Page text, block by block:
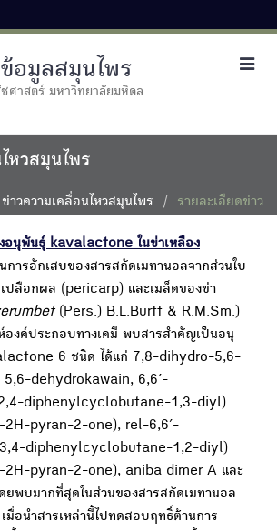
อมูลสมุนไพร
ศาสตร์ มหาวิทยาลัยมหิดล
หวสมุนไพร
ข่าวความเคลื่อนไหวสมุนไพร รายละเอียดข่าว
อนุพันธุ์ kavalactone ในข่าเหลือง
ารอักเสบของสารสกัดเมทานอลจากส่วนใบ
ปลือกผล (pericarp) และเมล็ดของข่า
(Pers.) B.L.Burtt & R.M.Sm.)
องค์ประกอบทางเคมี พบสารสำคัญเป็นอนุ
6 ชนิด ได้แก่ 7,8-dihydro-5,6-
dehydrokawain, 6,6′-
diphenylcyclobutane-1,3-diyl)
pyran-2-one), rel-6,6′-
3,4-diphenylcyclobutane-1,2-diyl)
pyran-2-one), aniba dimer A และ
พบมากที่สุดในส่วนของสารสกัดเมทานอล
มื่อนำสารเหล่านี้ไปทดสอบฤทธิ์ต้านการ